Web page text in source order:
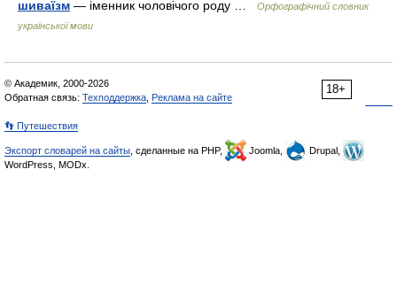
шиваїзм — іменник чоловічого роду …
Орфографічний словник
української мови
18+
© Академик, 2000-2026
Обратная связь: Техподдержка Реклама на сайте
👣 Путешествия
Экспорт словарей на сайты , сделанные на PHP, Joomla,
Drupal,
WordPress, MODx.